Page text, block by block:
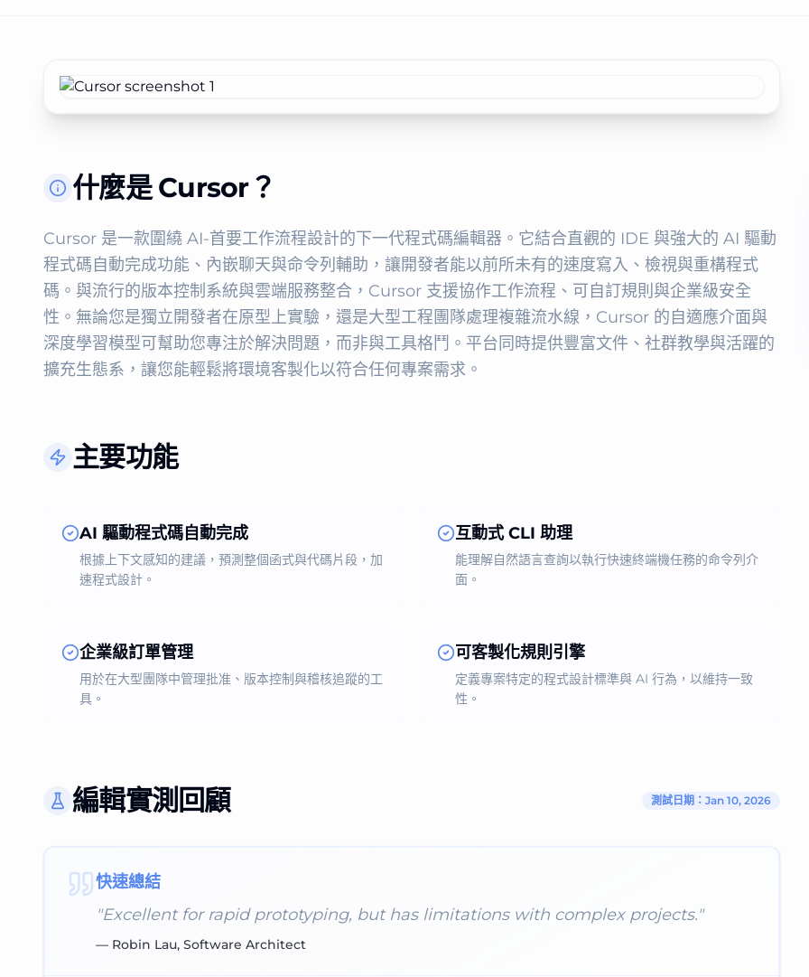
什麼是 Cursor？
Cursor 是一款圍繞 AI‑首要工作流程設計的下一代程式碼編輯器。它結合直觀的 IDE 與強大的 AI 驅動
程式碼自動完成功能、內嵌聊天與命令列輔助，讓開發者能以前所未有的速度寫入、檢視與重構程式
碼。與流行的版本控制系統與雲端服務整合，Cursor 支援協作工作流程、可自訂規則與企業級安全
性。無論您是獨立開發者在原型上實驗，還是大型工程團隊處理複雜流水線，Cursor 的自適應介面與
深度學習模型可幫助您專注於解決問題，而非與工具格鬥。平台同時提供豐富文件、社群教學與活躍的
擴充生態系，讓您能輕鬆將環境客製化以符合任何專案需求。
主要功能
AI 驅動程式碼自動完成
根據上下文感知的建議，預測整個函式與代碼片段，加
速程式設計。
互動式 CLI 助理
能理解自然語言查詢以執行快速終端機任務的命令列介
面。
企業級訂單管理
用於在大型團隊中管理批准、版本控制與稽核追蹤的工
具。
可客製化規則引擎
定義專案特定的程式設計標準與 AI 行為，以維持一致
性。
編輯實測回顧 測試日期：Jan 10, 2026
快速總結
"Excellent for rapid prototyping, but has limitations with complex projects."
— Robin Lau, Software Architect